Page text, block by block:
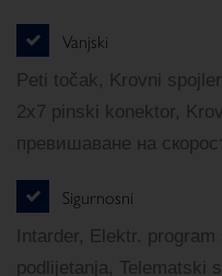
Vanjski
Peti točak, Krovni
2x7 pinski konektor,
превишаване на
Sigurnosni
Intarder, Elektr.
podlijetanja, Telematski